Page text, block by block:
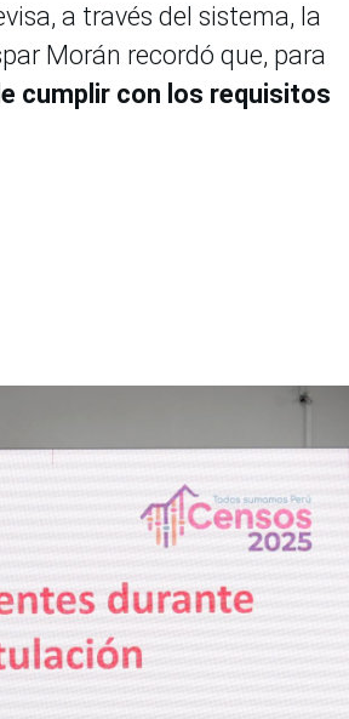
a través del sistema, la
Morán recordó que, para
cumplir con los requisitos